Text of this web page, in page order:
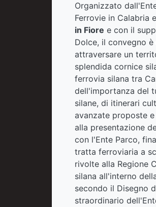
Organizzato
Ferrovie in Calabria
in Fiore e con il
Dolce, il convegno
attraversare un
splendida cornice
ferrovia silana tra
dell'importanza del
silane, di itinerari
avanzate proposte
alla presentazione
con l'Ente Parco,
tratta ferroviaria a
rivolte alla Regione
silana all'interno
secondo il Disegno
straordinario